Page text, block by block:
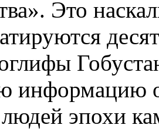
Это
информацию
людей эпохи